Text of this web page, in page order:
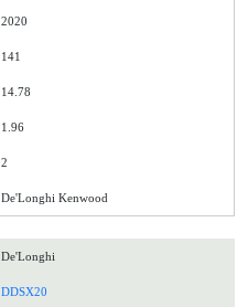
2020
141
14.78
1.96
2
De'Longhi Kenwood
De'Longhi
DDSX20